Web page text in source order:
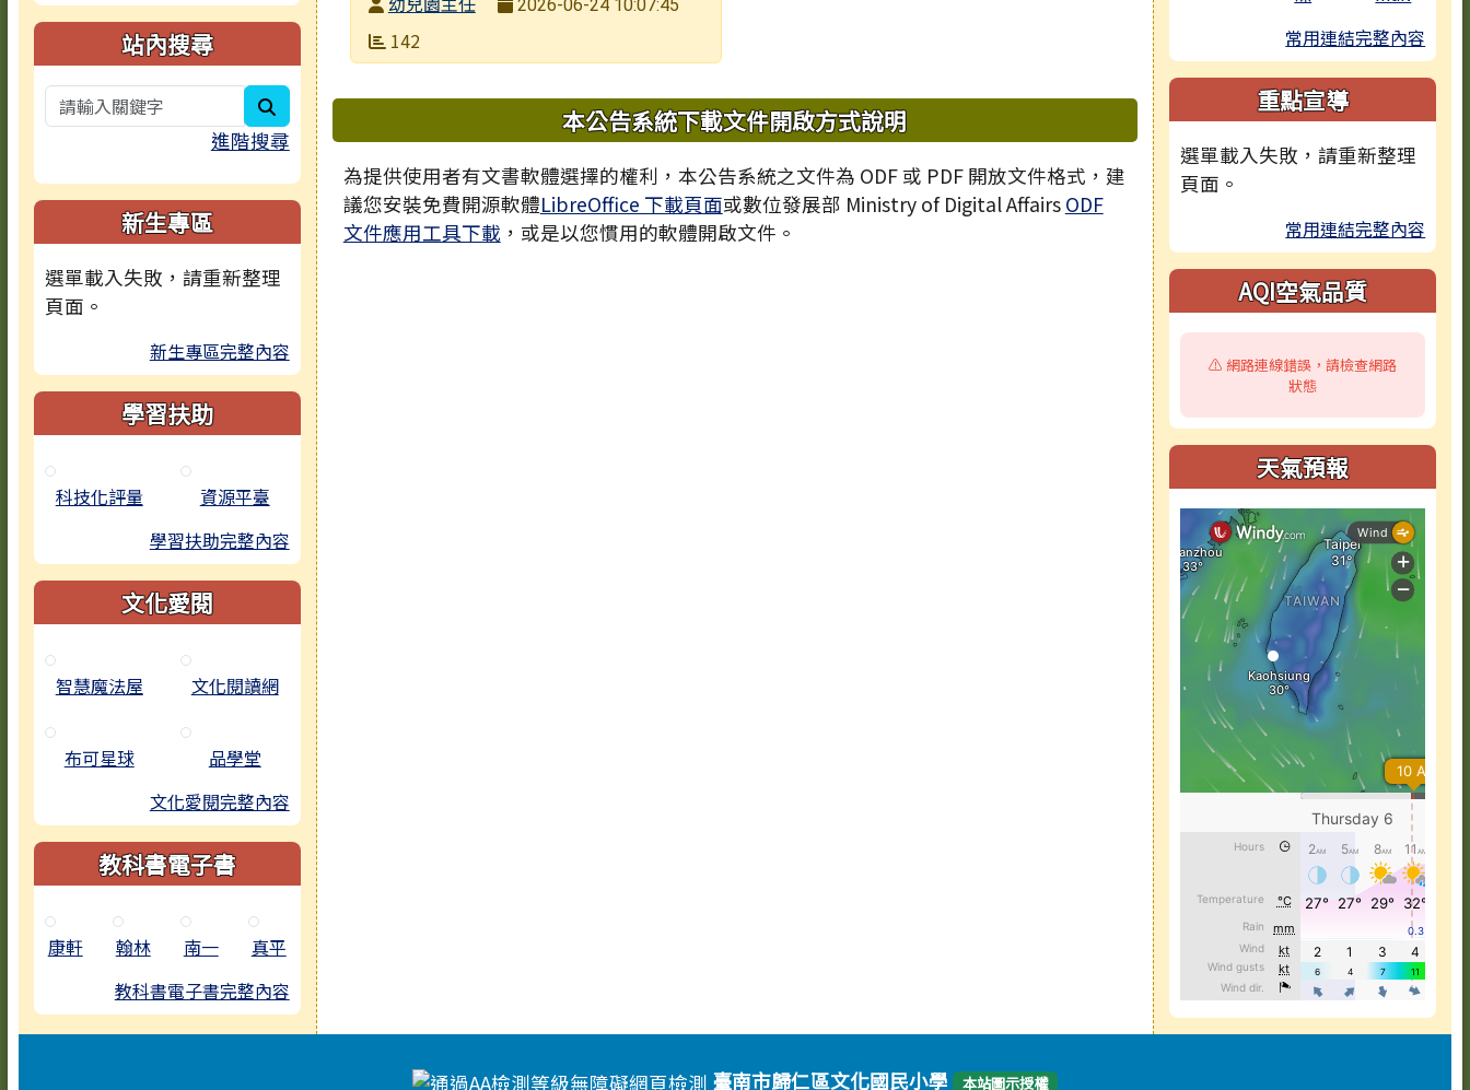
站內搜尋
search
進階搜尋
新生專區
選單載入失敗，請重新整理
頁面。
新生專區完整內容
學習扶助
科技化評量
資源平臺
學習扶助完整內容
文化愛閱
智慧魔法屋 文化閱讀網
布可星球
品學堂
文化愛閱完整內容
教科書電子書
康軒 翰林 南一
真平
教科書電子書完整內容
發布日期
2026-06-24 10:07:45
瀏覽次數
142
下中區域內容 本公告系統下載文件開啟方式說明
為提供使用者有文書軟體選擇的權利，本公告系統之文件為 ODF 或 PDF 開放文件格式，建
議您安裝免費開源軟體LibreOffice 下載頁面或數位發展部 Ministry of Digital Affairs ODF
文件應用工具下載 ，或是以您慣用的軟體開啟文件。
常用連結完整內容
重點宣導
選單載入失敗，請重新整理
頁面。
常用連結完整內容
AQI空氣品質
⚠️ 網路連線錯誤，請檢查網路
狀態
天氣預報
臺南市歸仁區文化國民小學 本站圖示授權